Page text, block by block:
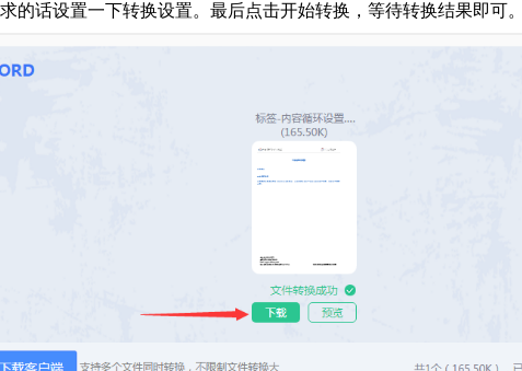
的话设置一下转换设置。最后点击开始转换，等待转换结果即可。